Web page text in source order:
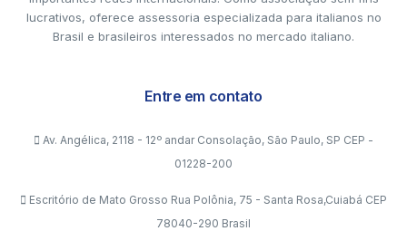
lucrativos, oferece assessoria especializada para italianos no
Brasil e brasileiros interessados no mercado italiano.
Entre em contato
Av. Angélica, 2118 - 12º andar Consolação, São Paulo, SP CEP -
01228-200
Escritório de Mato Grosso Rua Polônia, 75 - Santa Rosa,Cuiabá CEP
78040-290 Brasil